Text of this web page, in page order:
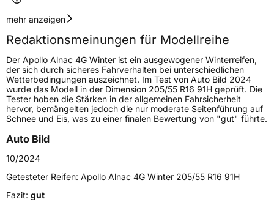
Geschwindigkeitsindex
Höchstgeschwindigkeit
210 km/h
Lastindex82
Höchstlast475 kg
Gewicht (in kg)7,019 kg
Generelle Merkmale
Fahrzeugtyp
VerwendungWinterreifen
mehr anzeigen
Redaktionsmeinungen für Modellreihe
Der Apollo Alnac 4G Winter ist ein ausgewogener Winterreifen,
der sich durch sicheres Fahrverhalten bei unterschiedlichen
Wetterbedingungen auszeichnet. Im Test von Auto Bild 2024
wurde das Modell in der Dimension 205/55 R16 91H geprüft. Die
Tester hoben die Stärken in der allgemeinen Fahrsicherheit
hervor, bemängelten jedoch die nur moderate Seitenführung auf
Schnee und Eis, was zu einer finalen Bewertung von "gut" führte.
Auto Bild
10/2024
Getesteter Reifen: Apollo Alnac 4G Winter 205/55 R16 91H
Fazit: gut